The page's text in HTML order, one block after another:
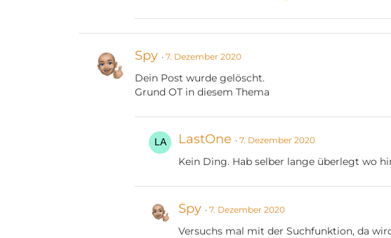
Spy 7. Dezember 2020
Dein Post wurde gelöscht.
Grund OT in diesem Thema
LastOne 7. Dezember 2020
Kein Ding. Hab selber lange überlegt wo
Spy 7. Dezember 2020
Versuchs mal mit der Suchfunktion, da